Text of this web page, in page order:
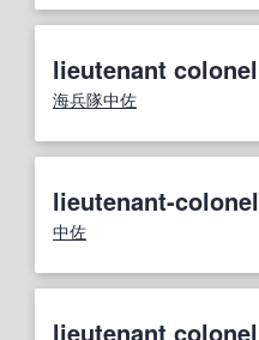
lieutenant colonel
海兵隊中佐
lieutenant-colonel
中佐
lieutenant colonel